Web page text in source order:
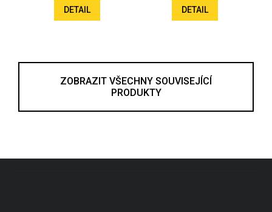
DETAIL DETAIL
ZOBRAZIT VŠECHNY SOUVISEJÍCÍ
PRODUKTY